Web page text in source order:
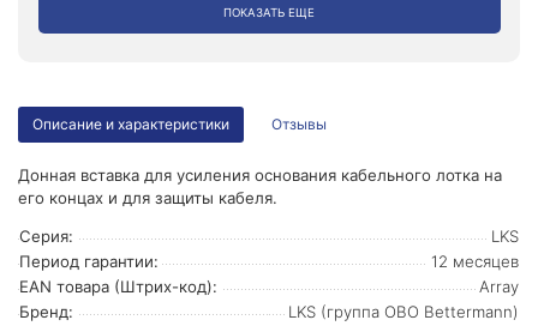
ПОКАЗАТЬ ЕЩЕ
Описание и характеристики Отзывы
Донная вставка для усиления основания кабельного лотка на
его концах и для защиты кабеля.
Серия:
LKS
Период гарантии:
12 месяцев
EAN товара (Штрих-код):
Array
Бренд:
LKS (группа OBO Bettermann)